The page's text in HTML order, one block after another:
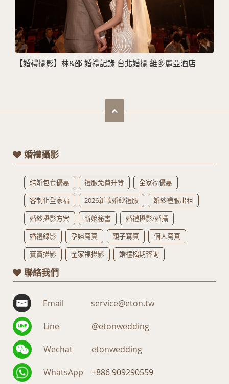
【婚禮攝影】林&邵 婚禮記錄 台北婚攝 維多麗亞酒店
婚禮攝影
結婚包套優惠 禮服免費升等
全家福優惠
客制化全家福
2026新款婚紗禮服
婚紗禮服出租
婚紗攝影方案
新娘秘書
婚禮攝影/婚攝
婚禮錄影
孕婦寫真 親子寫真
個人寫真
寶寶攝影
全家福攝影 婚禮檔期咨詢
聯絡我們
Email service@eton.tw
Line @etonwedding
Wechat etonwedding
WhatsApp +886 909290559